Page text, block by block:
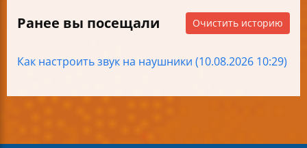
Ранее вы посещали Очистить историю
Как настроить звук на наушники (10.08.2026 10:29)